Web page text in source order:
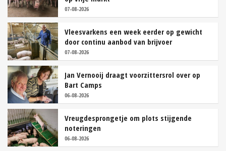
07-08-2026
Vleesvarkens een week eerder op gewicht
door continu aanbod van brijvoer
07-08-2026
Jan Vernooij draagt voorzittersrol over op
Bart Camps
06-08-2026
Vreugdesprongetje om plots stijgende
noteringen
06-08-2026